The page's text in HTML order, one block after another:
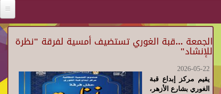
الجمعة ...قبة الغوري تستضيف أمسية لفرقة "نظرة
للإنشاد"
2026-05-22
يقيم مركز إبداع قبة
الغوري بشارع الأزهر،